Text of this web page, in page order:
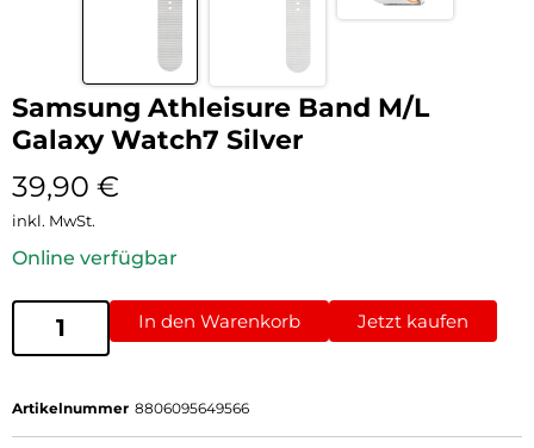
Samsung Athleisure Band M/L
Galaxy Watch7 Silver
39,90 €
inkl. MwSt.
Online verfügbar
In den Warenkorb Jetzt kaufen
Artikelnummer 8806095649566